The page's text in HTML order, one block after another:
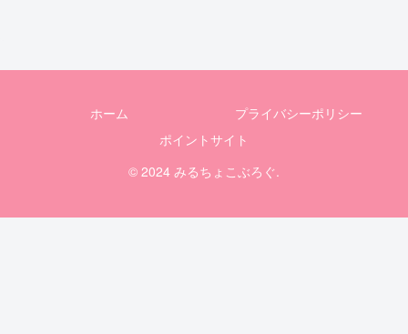
ホーム
プライバシーポリシー
ポイントサイト
© 2024 みるちょこぶろぐ.